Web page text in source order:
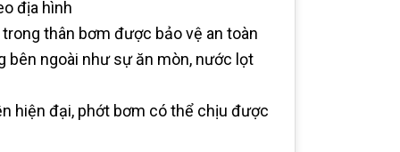
địa hình
thân bơm được bảo vệ an toàn
ngoài như sự ăn mòn, nước lọt
hiện đại, phớt bơm có thể chịu được